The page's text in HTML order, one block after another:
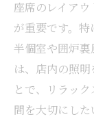
座席のレイア
が重要です。
半個室や囲炉
は、店内の照
とで、リラッ
間を大切にし